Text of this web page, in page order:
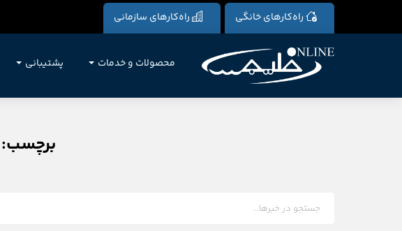
راه‌کارهای خانگی راه‌کارهای سازمانی
محصولات و خدمات پشتیبانی
برچسب: